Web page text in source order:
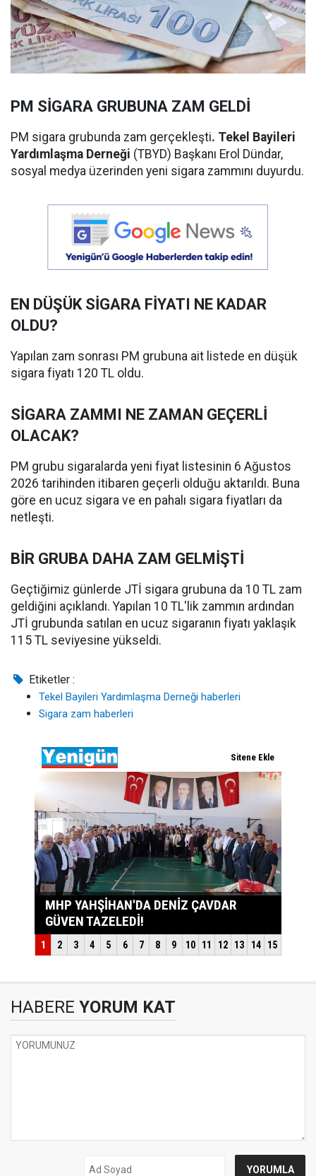
PM SİGARA GRUBUNA ZAM GELDİ
PM sigara grubunda zam gerçekleşti. Tekel Bayileri
Yardımlaşma Derneği (TBYD) Başkanı Erol Dündar,
sosyal medya üzerinden yeni sigara zammını duyurdu.
EN DÜŞÜK SİGARA FİYATI NE KADAR
OLDU?
Yapılan zam sonrası PM grubuna ait listede en düşük
sigara fiyatı 120 TL oldu.
SİGARA ZAMMI NE ZAMAN GEÇERLİ
OLACAK?
PM grubu sigaralarda yeni fiyat listesinin 6 Ağustos
2026 tarihinden itibaren geçerli olduğu aktarıldı. Buna
göre en ucuz sigara ve en pahalı sigara fiyatları da
netleşti.
BİR GRUBA DAHA ZAM GELMİŞTİ
Geçtiğimiz günlerde JTİ sigara grubuna da 10 TL zam
geldiğini açıklandı. Yapılan 10 TL'lik zammın ardından
JTİ grubunda satılan en ucuz sigaranın fiyatı yaklaşık
115 TL seviyesine yükseldi.
Etiketler :
Tekel Bayileri Yardımlaşma Derneği haberleri
Sigara zam haberleri
HABERE YORUM KAT